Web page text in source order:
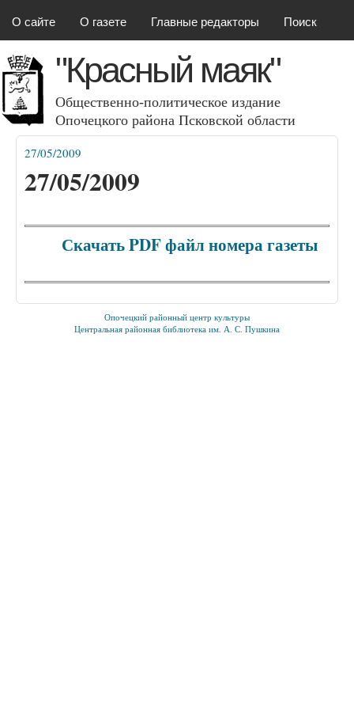
О сайте О газете Главные редакторы Поиск
"Красный маяк"
Общественно-политическое издание
Опочецкого района Псковcкой области
Вы здесь
27/05/2009
27/05/2009
Скачать PDF файл номера газеты
Опочецкий районный центр культуры
Центральная районная библиотека им. А. С. Пушкина